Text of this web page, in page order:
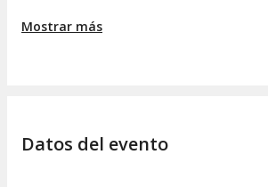
ABC. Estas canciones arrasaron en el siglo
meticulosa al detalle. ¿Qué esperáis para
Mostrar más
Datos del evento